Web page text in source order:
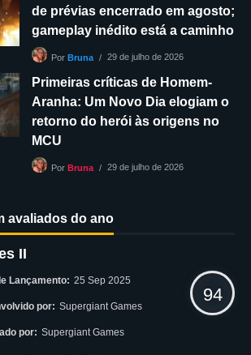
de prévias encerrado em agosto;
gameplay inédito está a caminho
Por Bruna 29 de julho de 2026
Primeiras críticas de Homem-
Aranha: Um Novo Dia elogiam o
retorno do herói às origens no
MCU
Por Bruna 29 de julho de 2026
avaliados do ano
II
Lançamento: 25 Sep 2025
por: Supergiant Games
por: Supergiant Games
94